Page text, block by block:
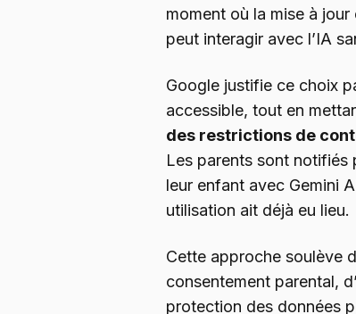
moment où la mise à
peut interagir avec l’IA
Google justifie ce choix
accessible, tout en
des restrictions de
Les parents sont notifiés
leur enfant avec Gemini
utilisation ait déjà eu lieu.
Cette approche soulève
consentement parental,
protection des données